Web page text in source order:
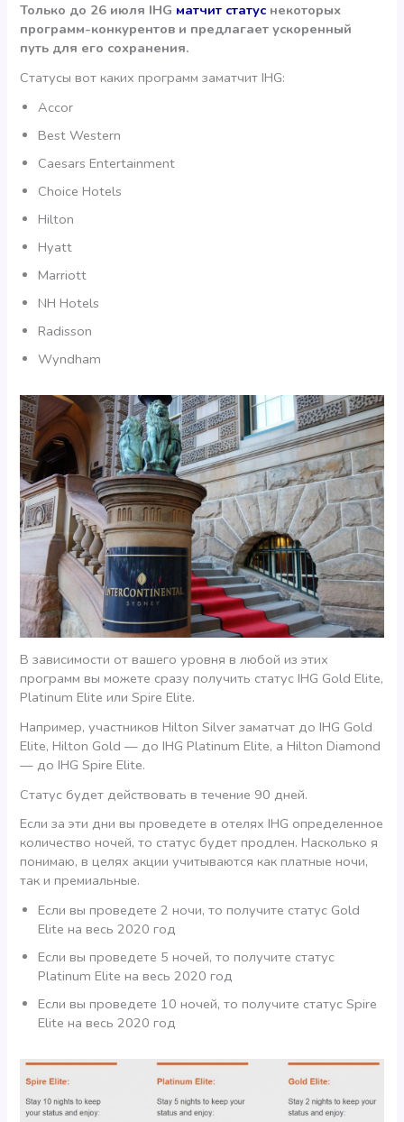
Только до 26 июля IHG матчит статус некоторых
программ-конкурентов и предлагает ускоренный
путь для его сохранения.
Статусы вот каких программ заматчит IHG:
Accor
Best Western
Caesars Entertainment
Choice Hotels
Hilton
Hyatt
Marriott
NH Hotels
Radisson
Wyndham
В зависимости от вашего уровня в любой из этих
программ вы можете сразу получить статус IHG Gold Elite,
Platinum Elite или Spire Elite.
Например, участников Hilton Silver заматчат до IHG Gold
Elite, Hilton Gold — до IHG Platinum Elite, а Hilton Diamond
— до IHG Spire Elite.
Статус будет действовать в течение 90 дней.
Если за эти дни вы проведете в отелях IHG определенное
количество ночей, то статус будет продлен. Насколько я
понимаю, в целях акции учитываются как платные ночи,
так и премиальные.
Если вы проведете 2 ночи, то получите статус Gold
Elite на весь 2020 год
Если вы проведете 5 ночей, то получите статус
Platinum Elite на весь 2020 год
Если вы проведете 10 ночей, то получите статус Spire
Elite на весь 2020 год